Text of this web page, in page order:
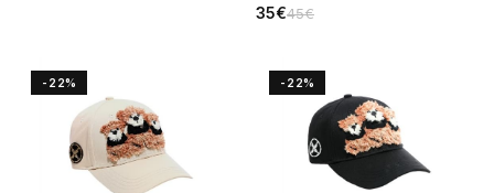
35€45€
-22% -22%